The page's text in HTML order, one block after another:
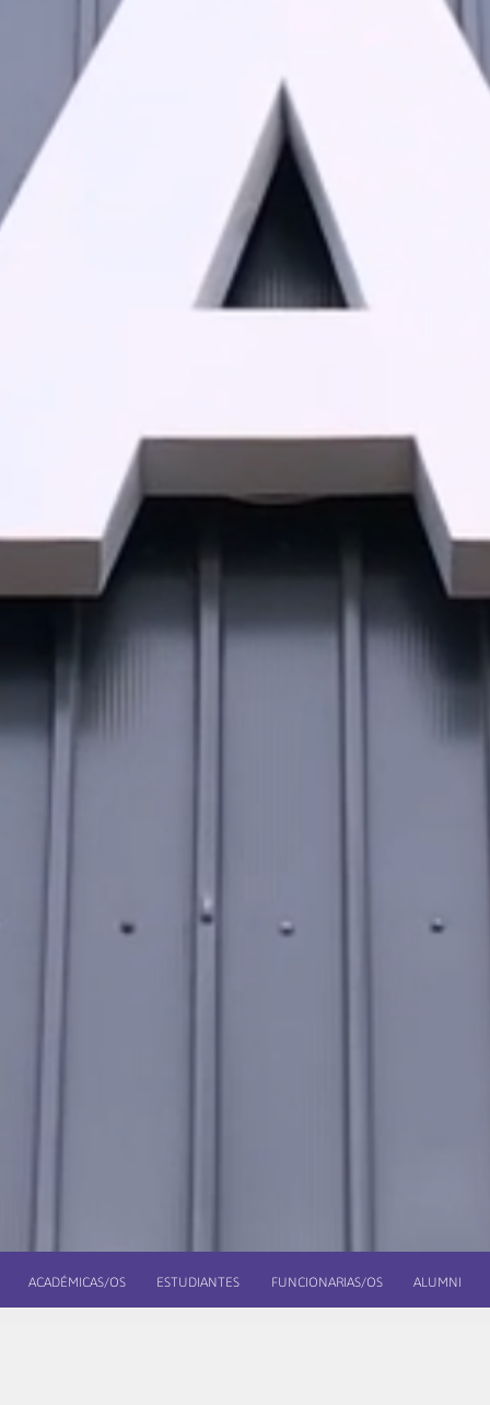
ACADÉMICAS/OS ESTUDIANTES FUNCIONARIAS/OS ALUMNI